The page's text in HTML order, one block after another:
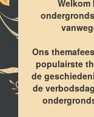
Welkom
Ons
populairste
de
de